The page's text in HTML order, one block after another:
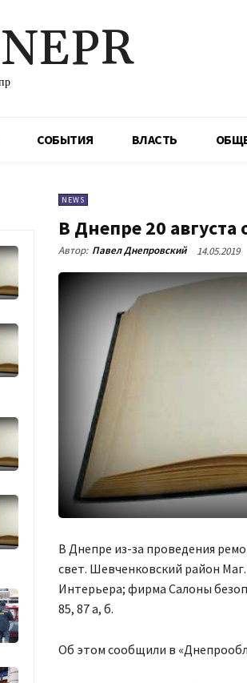
СОБЫТИЯ ВЛАСТЬ
NEWS
В Днепре 20 августа
Автор: Павел Днепровский 14.05.2019
В Днепре из-за проведения
свет. Шевченковский район
Интерьера; фирма Салоны
85, 87 а, б.
Об этом сообщили в